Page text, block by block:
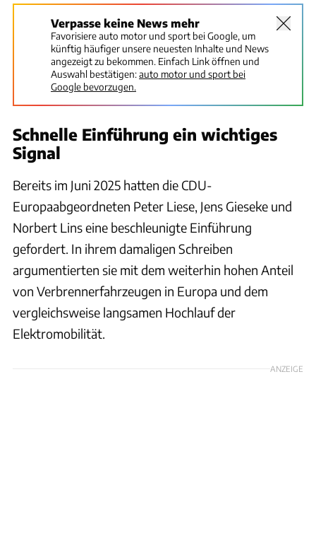
Verpasse keine News mehr
Favorisiere auto motor und sport bei Google, um
künftig häufiger unsere neuesten Inhalte und News
angezeigt zu bekommen. Einfach Link öffnen und
Auswahl bestätigen:auto motor und sport bei
Google bevorzugen.
Schnelle Einführung ein wichtiges
Signal
Bereits im Juni 2025 hatten die CDU-
Europaabgeordneten Peter Liese, Jens Gieseke und
Norbert Lins eine beschleunigte Einführung
gefordert. In ihrem damaligen Schreiben
argumentierten sie mit dem weiterhin hohen Anteil
von Verbrennerfahrzeugen in Europa und dem
vergleichsweise langsamen Hochlauf der
Elektromobilität.
ANZEIGE